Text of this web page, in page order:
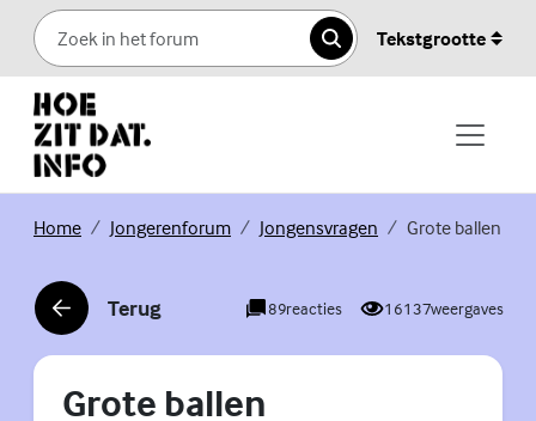
Skip to content
Zoeken
Tekstgrootte
Home(Externe link)
Jongerenforum(Externe link)
Jongensvragen (Externe link)
Grote ballen
Terug
(Externe link) 89reacties 16137weergaves
Grote ballen